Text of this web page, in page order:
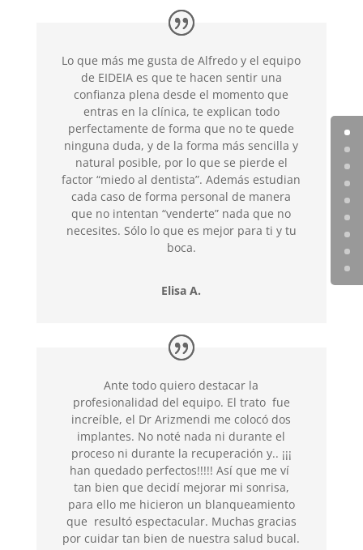
Lo que más me gusta de Alfredo y el equipo
de EIDEIA es que te hacen sentir una
confianza plena desde el momento que
entras en la clínica, te explican todo
perfectamente de forma que no te quede
ninguna duda, y de la forma más sencilla y
natural posible, por lo que se pierde el
factor “miedo al dentista”. Además estudian
cada caso de forma personal de manera
que no intentan “venderte” nada que no
necesites. Sólo lo que es mejor para ti y tu
boca.
Elisa A.
Ante todo quiero destacar la
profesionalidad del equipo. El trato fue
increíble, el Dr Arizmendi me colocó dos
implantes. No noté nada ni durante el
proceso ni durante la recuperación y.. ¡¡¡
han quedado perfectos!!!!! Así que me ví
tan bien que decidí mejorar mi sonrisa,
para ello me hicieron un blanqueamiento
que resultó espectacular. Muchas gracias
por cuidar tan bien de nuestra salud bucal.